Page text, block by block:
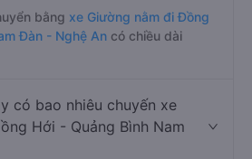
bằng xe Giường nằm đi Đồng
Đàn - Nghệ An có chiều dài
có bao nhiêu chuyến xe
Hới - Quảng Bình Nam